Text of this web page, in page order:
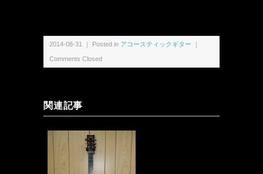
2014-08-31 ｜ Posted in アコースティックギター ｜
Comments Closed
関連記事